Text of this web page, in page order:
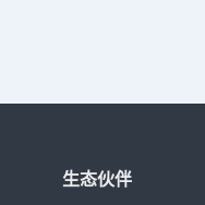
生态伙伴